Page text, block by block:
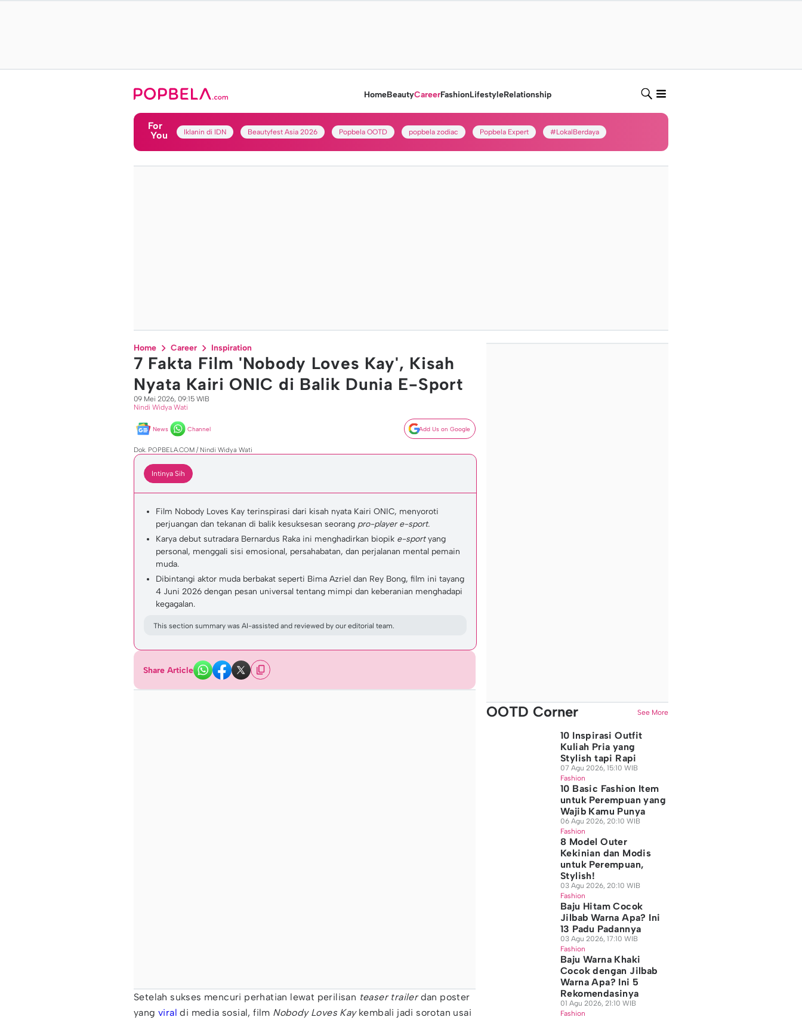
HomeBeautyCareerFashionLifestyleRelationship
For
You
Iklanin di IDN Beautyfest Asia 2026 Popbela OOTD popbela zodiac Popbela Expert #LokalBerdaya
Home Career Inspiration
7 Fakta Film 'Nobody Loves Kay', Kisah
Nyata Kairi ONIC di Balik Dunia E-Sport
09 Mei 2026, 09:15 WIB
Nindi Widya Wati
News Channel Add Us on Google
Dok. POPBELA.COM / Nindi Widya Wati
Intinya Sih
Film Nobody Loves Kay terinspirasi dari kisah nyata Kairi ONIC, menyoroti
perjuangan dan tekanan di balik kesuksesan seorang pro-player e-sport.
Karya debut sutradara Bernardus Raka ini menghadirkan biopik e-sportyang
personal, menggali sisi emosional, persahabatan, dan perjalanan mental pemain
muda.
Dibintangi aktor muda berbakat seperti Bima Azriel dan Rey Bong, film ini tayang
4 Juni 2026 dengan pesan universal tentang mimpi dan keberanian menghadapi
kegagalan.
This section summary was AI-assisted and reviewed by our editorial team.
Share Article
Setelah sukses mencuri perhatian lewat perilisan teaser trailerdan poster
yang viral di media sosial, film Nobody Loves Kaykembali jadi sorotan usai
OOTD Corner See More
10 Inspirasi Outfit
Kuliah Pria yang
Stylish tapi Rapi
07 Agu 2026, 15:10 WIB
Fashion
10 Basic Fashion Item
untuk Perempuan yang
Wajib Kamu Punya
06 Agu 2026, 20:10 WIB
Fashion
8 Model Outer
Kekinian dan Modis
untuk Perempuan,
Stylish!
03 Agu 2026, 20:10 WIB
Fashion
Baju Hitam Cocok
Jilbab Warna Apa? Ini
13 Padu Padannya
03 Agu 2026, 17:10 WIB
Fashion
Baju Warna Khaki
Cocok dengan Jilbab
Warna Apa? Ini 5
Rekomendasinya
01 Agu 2026, 21:10 WIB
Fashion